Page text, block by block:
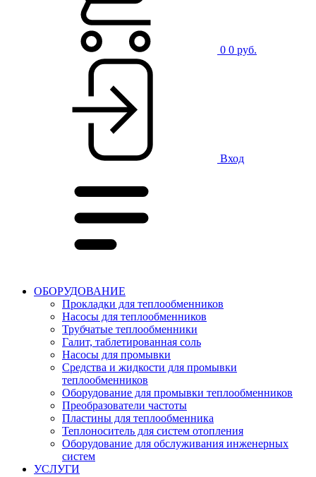
0 0 руб.
Вход
ОБОРУДОВАНИЕ
Прокладки для теплообменников
Насосы для теплообменников
Трубчатые теплообменники
Галит, таблетированная соль
Насосы для промывки
Средства и жидкости для промывки
теплообменников
Оборудование для промывки теплообменников
Преобразователи частоты
Пластины для теплообменника
Теплоноситель для систем отопления
Оборудование для обслуживания инженерных
систем
УСЛУГИ